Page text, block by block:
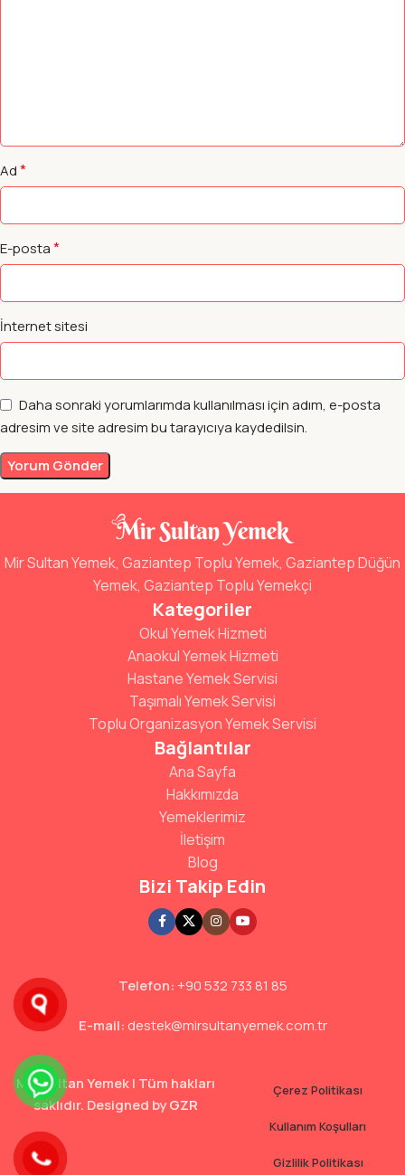
Ad*
E-posta*
İnternet sitesi
Daha sonraki yorumlarımda kullanılması için adım, e-posta
adresim ve site adresim bu tarayıcıya kaydedilsin.
Mir Sultan Yemek, Gaziantep Toplu Yemek, Gaziantep Düğün
Yemek, Gaziantep Toplu Yemekçi
Kategoriler
Okul Yemek Hizmeti
Anaokul Yemek Hizmeti
Hastane Yemek Servisi
Taşımalı Yemek Servisi
Toplu Organizasyon Yemek Servisi
Bağlantılar
Ana Sayfa
Hakkımızda
Yemeklerimiz
İletişim
Blog
Bizi Takip Edin
Telefon: +90 532 733 81 85
E-mail: destek@mirsultanyemek.com.tr
Mir Sultan Yemek | Tüm hakları
saklıdır. Designed byGZR
Çerez Politikası
Kullanım Koşulları
Gizlilik Politikası